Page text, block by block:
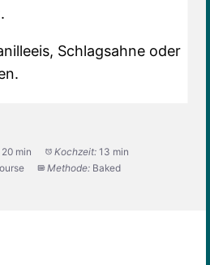
Schlagsahne oder
20 min Kochzeit: 13 min
Methode: Baked